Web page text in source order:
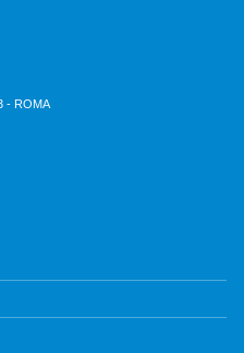
- ROMA